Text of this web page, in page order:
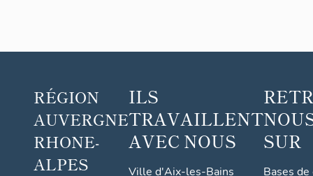
RÉGION
AUVERGNE
RHONE-
ALPES
ILS
TRAVAILLENT
AVEC NOUS
Ville d'Aix-les-Bains
SUR
Bases